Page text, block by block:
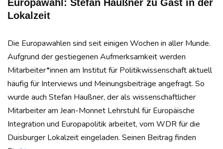
Europawahl: Stefan Haußner zu Gast in der
Lokalzeit
Die Europawahlen sind seit einigen Wochen in aller Munde.
Aufgrund der gestiegenen Aufmerksamkeit werden
Mitarbeiter*innen am Institut für Politikwissenschaft aktuell
häufig für Interviews und Meinungsbeiträge angefragt. So
wurde auch Stefan Haußner, der als wissenschaftlicher
Mitarbeiter am Jean-Monnet Lehrstuhl für Europäische
Integration und Europapolitik arbeitet, vom WDR für die
Duisburger Lokalzeit eingeladen. Seinen Beitrag finden